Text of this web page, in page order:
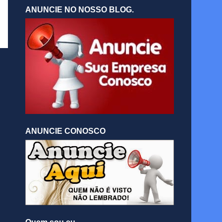
ANUNCIE NO NOSSO BLOG.
ANUNCIE CONOSCO